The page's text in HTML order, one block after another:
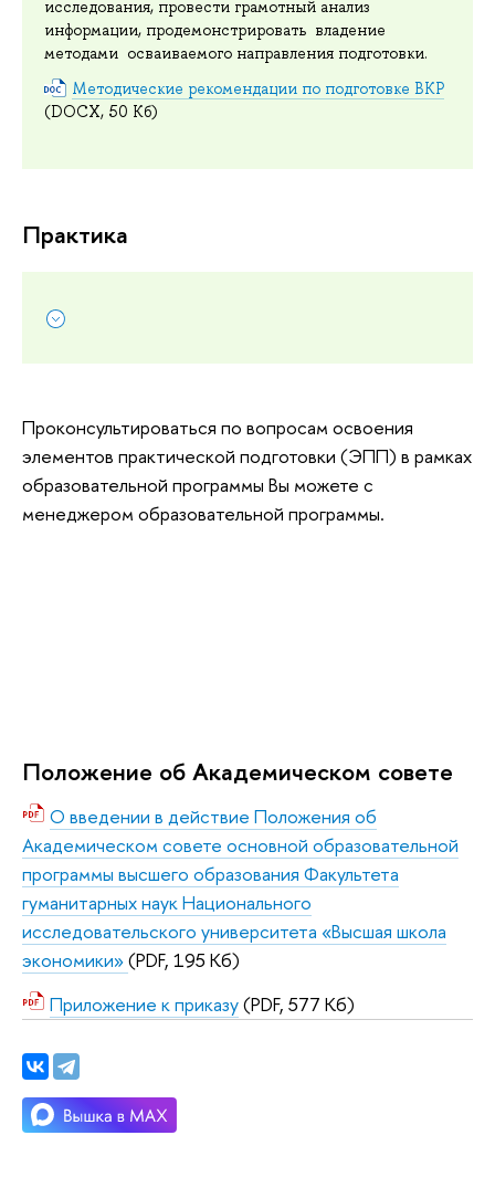
исследования, провести грамотный анализ
информации, продемонстрировать владение
методами осваиваемого направления подготовки.
Методические рекомендации по подготовке ВКР
(DOCX, 50 Кб)
Практика
Проконсультироваться по вопросам освоения
элементов практической подготовки (ЭПП) в рамках
образовательной программы Вы можете с
менеджером образовательной программы.
Положение об Академическом совете
О введении в действие Положения об
Академическом совете основной образовательной
программы высшего образования Факультета
гуманитарных наук Национального
исследовательского университета «Высшая школа
экономики»(PDF, 195 Кб)
Приложение к приказу(PDF, 577 Кб)